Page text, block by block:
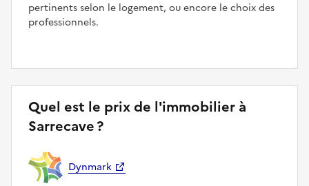
pertinents selon le logement, ou encore le choix des
professionnels.
Quel est le prix de l'immobilier à
Sarrecave ?
Dynmark